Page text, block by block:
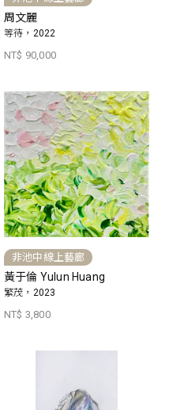
周文麗
等待，2022
NT$ 90,000
非池中線上藝廊
黃于倫 Yulun Huang
繁茂，2023
NT$ 3,800